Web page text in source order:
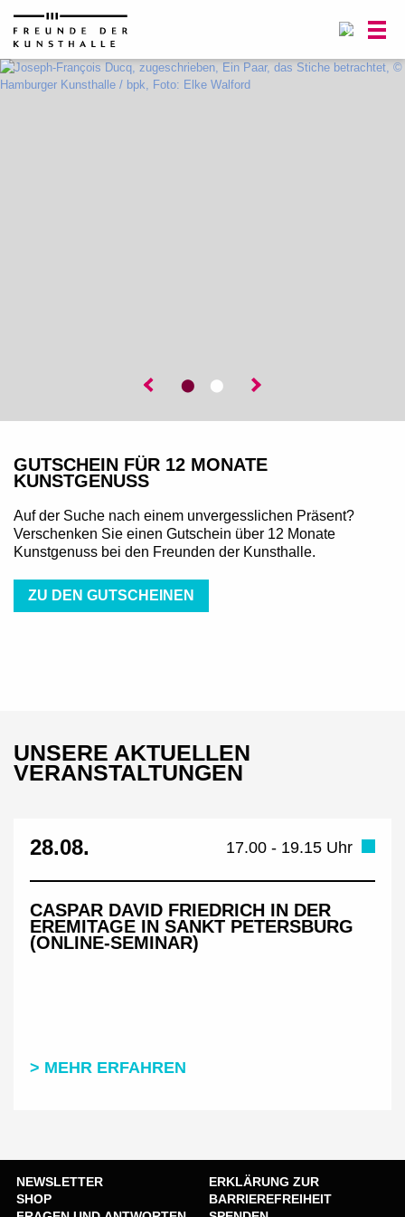
0
GUTSCHEIN FÜR 12 MONATE
KUNSTGENUSS
Auf der Suche nach einem unvergesslichen Präsent?
Verschenken Sie einen Gutschein über 12 Monate
Kunstgenuss bei den Freunden der Kunsthalle.
ZU DEN GUTSCHEINEN
⬤ ⬤
UNSERE AKTUELLEN
VERANSTALTUNGEN
28.08. 17.00 - 19.15 Uhr
CASPAR DAVID FRIEDRICH IN DER
EREMITAGE IN SANKT PETERSBURG
(ONLINE-SEMINAR)
> MEHR ERFAHREN
NEWSLETTER
SHOP
ERKLÄRUNG ZUR
BARRIEREFREIHEIT